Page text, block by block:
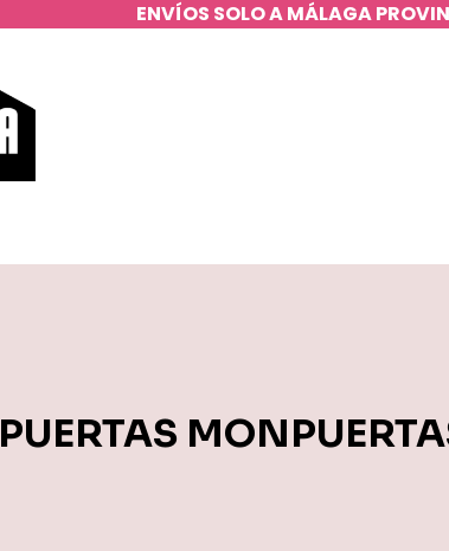
ENVÍOS SOLO A MÁLAGA
PUERTAS